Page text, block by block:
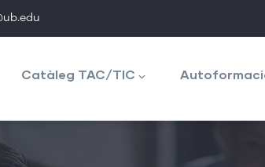
Catàleg TAC/TIC